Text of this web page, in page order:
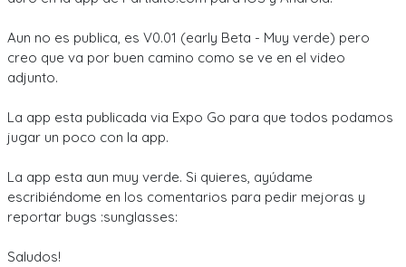
Aun no es publica, es V0.01 (early Beta - Muy verde) pero
creo que va por buen camino como se ve en el video
adjunto.
La app esta publicada via Expo Go para que todos podamos
jugar un poco con la app.
La app esta aun muy verde. Si quieres, ayúdame
escribiéndome en los comentarios para pedir mejoras y
reportar bugs :sunglasses:
Saludos!